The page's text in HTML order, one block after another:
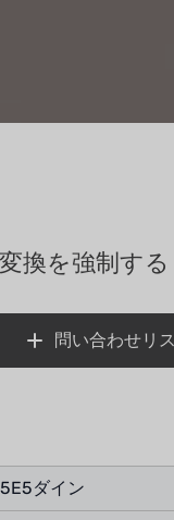
換を強制する
問い合わせリ
ダイン